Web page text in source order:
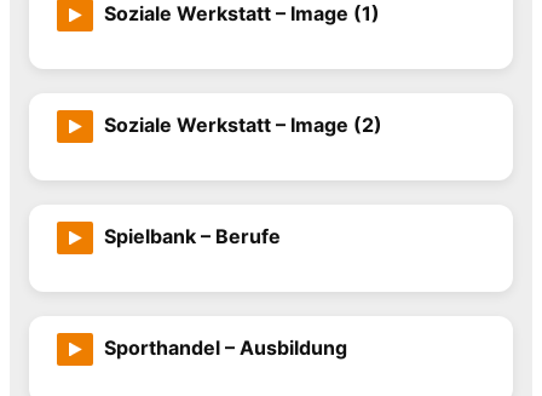
Soziale Werkstatt – Image (1)
Soziale Werkstatt – Image (2)
Spielbank – Berufe
Sporthandel – Ausbildung